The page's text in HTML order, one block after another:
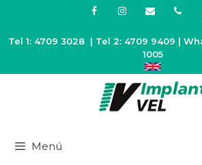
contenido
Tel 1: 4709 3028 | Tel 2: 4709 9409 |
1005
Menú